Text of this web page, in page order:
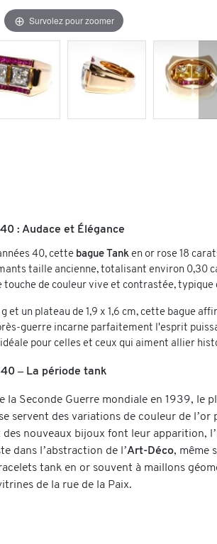
Survolez pour zoomer
: Audace et Élégance
40, cette bague Tank en or rose 18
taille ancienne, totalisant environ 0,30
de couleur vive et contrastée, typique
g et un plateau de 1,9 x 1,6 cm, cette bague
guerre incarne parfaitement l'esprit
idéale pour celles et ceux qui aiment allier
– La période tank
la Seconde Guerre mondiale en 1939, le
servent des variations de couleur de
des nouveaux bijoux font leur apparition,
dans l’abstraction de l’Art-Déco, même
tank en or souvent à maillons
de la rue de la Paix.